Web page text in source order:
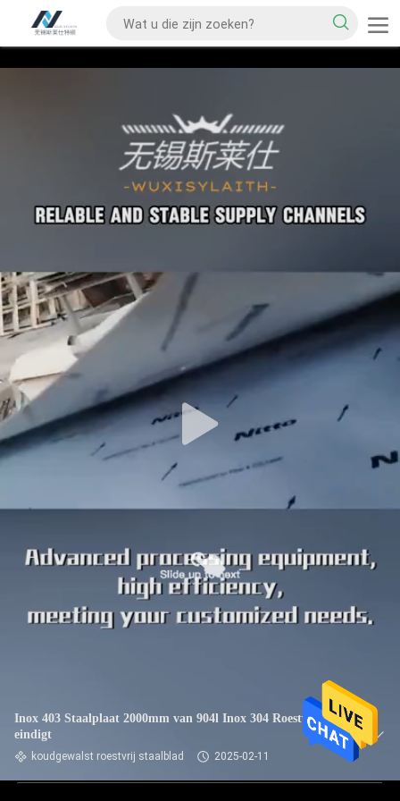
Inox 403 Staalplaat 2000mm van 904l Inox 304 Roestvrije 2b
eindigt
koudgewalst roestvrij staalblad 2025-02-11